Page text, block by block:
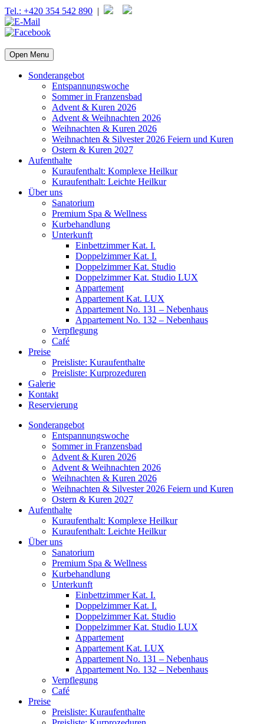
Tel.: +420 354 542 890 |
Open Menu
Sonderangebot
Entspannungswoche
Sommer in Franzensbad
Advent & Kuren 2026
Advent & Weihnachten 2026
Weihnachten & Kuren 2026
Weihnachten & Silvester 2026 Feiern und Kuren
Ostern & Kuren 2027
Aufenthalte
Kuraufenthalt: Komplexe Heilkur
Kuraufenthalt: Leichte Heilkur
Über uns
Sanatorium
Premium Spa & Wellness
Kurbehandlung
Unterkunft
Einbettzimmer Kat. I.
Doppelzimmer Kat. I.
Doppelzimmer Kat. Studio
Doppelzimmer Kat. Studio LUX
Appartement
Appartement Kat. LUX
Appartement No. 131 – Nebenhaus
Appartement No. 132 – Nebenhaus
Verpflegung
Café
Preise
Preisliste: Kuraufenthalte
Preisliste: Kurprozeduren
Galerie
Kontakt
Reservierung
Sonderangebot
Entspannungswoche
Sommer in Franzensbad
Advent & Kuren 2026
Advent & Weihnachten 2026
Weihnachten & Kuren 2026
Weihnachten & Silvester 2026 Feiern und Kuren
Ostern & Kuren 2027
Aufenthalte
Kuraufenthalt: Komplexe Heilkur
Kuraufenthalt: Leichte Heilkur
Über uns
Sanatorium
Premium Spa & Wellness
Kurbehandlung
Unterkunft
Einbettzimmer Kat. I.
Doppelzimmer Kat. I.
Doppelzimmer Kat. Studio
Doppelzimmer Kat. Studio LUX
Appartement
Appartement Kat. LUX
Appartement No. 131 – Nebenhaus
Appartement No. 132 – Nebenhaus
Verpflegung
Café
Preise
Preisliste: Kuraufenthalte